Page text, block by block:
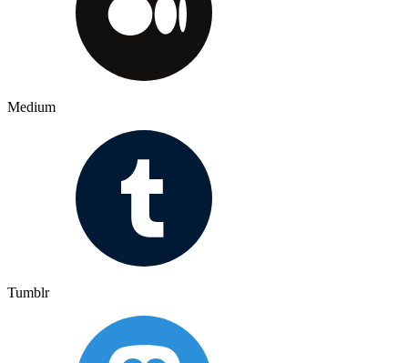
Medium
Tumblr